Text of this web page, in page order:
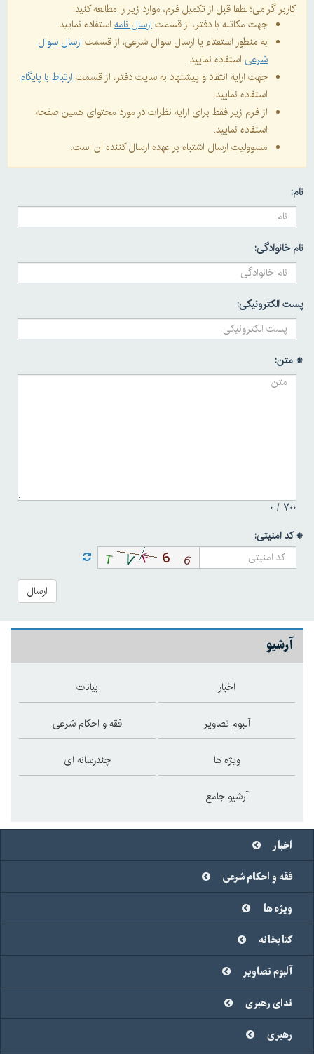
کاربر گرامی؛ لطفا قبل از تکمیل فرم، موارد زیر را مطالعه کنید:
جهت مکاتبه با دفتر، از قسمتارسال نامه استفاده نمایید.
به منظور استفتاء یا ارسال سوال شرعی، از قسمتارسال سوال
شرعی استفاده نمایید.
جهت ارایه انتقاد و پیشنهاد به سایت دفتر، از قسمتارتباط با پایگاه
استفاده نمایید.
از فرم زیر فقط برای ارایه نظرات در مورد محتوای همین صفحه
استفاده نمایید.
مسوولیت ارسال اشتباه بر عهده ارسال کننده آن است.
نام:
نام خانوادگی:
پست الکترونیکی:
* متن:
۷۰۰ /
۰
* کد امنیتی:
ارسال
آرشیو
اخبار بیانات
آلبوم تصاویر فقه و احکام شرعی
ویژه ها چندرسانه ای
آرشیو جامع
اخبار
فقه و احکام شرعی
ویژه ها
کتابخانه
آلبوم تصاویر
ندای رهبری
رهبری